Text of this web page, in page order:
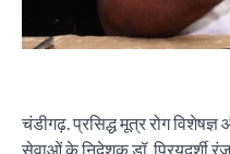
चंडीगढ़. प्रसिद्ध मूत्र रोग
सेवाओं के निदेशक डॉ. प्रियदर्शी